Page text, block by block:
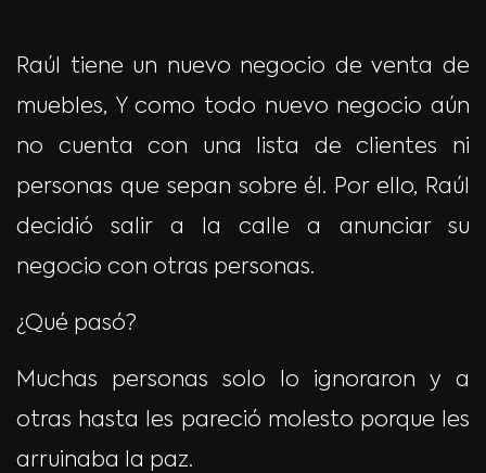
Raúl tiene un nuevo negocio de venta de
muebles, Y como todo nuevo negocio aún
no cuenta con una lista de clientes ni
personas que sepan sobre él. Por ello, Raúl
decidió salir a la calle a anunciar su
negocio con otras personas.
¿Qué pasó?
Muchas personas solo lo ignoraron y a
otras hasta les pareció molesto porque les
arruinaba la paz.